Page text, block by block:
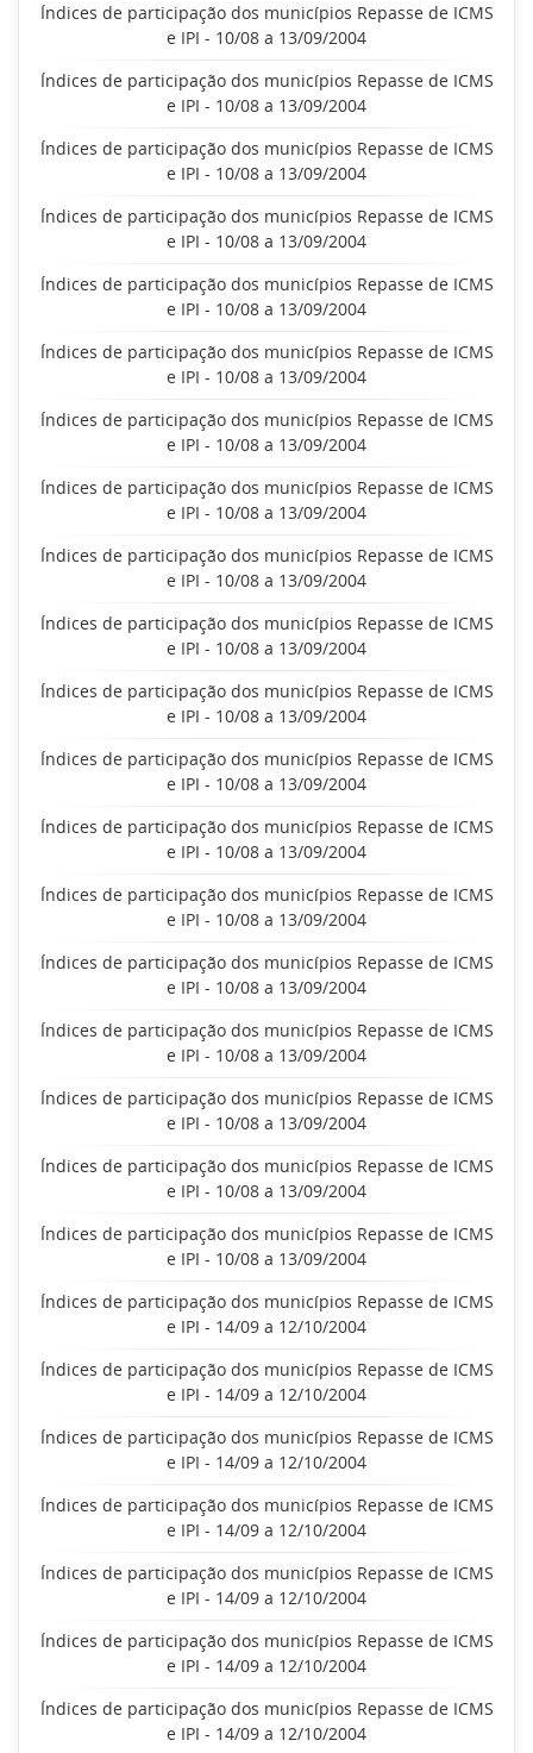
Índices de participação dos municípios Repasse de ICMS
e IPI - 10/08 a 13/09/2004
Índices de participação dos municípios Repasse de ICMS
e IPI - 10/08 a 13/09/2004
Índices de participação dos municípios Repasse de ICMS
e IPI - 10/08 a 13/09/2004
Índices de participação dos municípios Repasse de ICMS
e IPI - 10/08 a 13/09/2004
Índices de participação dos municípios Repasse de ICMS
e IPI - 10/08 a 13/09/2004
Índices de participação dos municípios Repasse de ICMS
e IPI - 10/08 a 13/09/2004
Índices de participação dos municípios Repasse de ICMS
e IPI - 10/08 a 13/09/2004
Índices de participação dos municípios Repasse de ICMS
e IPI - 10/08 a 13/09/2004
Índices de participação dos municípios Repasse de ICMS
e IPI - 10/08 a 13/09/2004
Índices de participação dos municípios Repasse de ICMS
e IPI - 10/08 a 13/09/2004
Índices de participação dos municípios Repasse de ICMS
e IPI - 10/08 a 13/09/2004
Índices de participação dos municípios Repasse de ICMS
e IPI - 10/08 a 13/09/2004
Índices de participação dos municípios Repasse de ICMS
e IPI - 10/08 a 13/09/2004
Índices de participação dos municípios Repasse de ICMS
e IPI - 10/08 a 13/09/2004
Índices de participação dos municípios Repasse de ICMS
e IPI - 10/08 a 13/09/2004
Índices de participação dos municípios Repasse de ICMS
e IPI - 10/08 a 13/09/2004
Índices de participação dos municípios Repasse de ICMS
e IPI - 10/08 a 13/09/2004
Índices de participação dos municípios Repasse de ICMS
e IPI - 10/08 a 13/09/2004
Índices de participação dos municípios Repasse de ICMS
e IPI - 10/08 a 13/09/2004
Índices de participação dos municípios Repasse de ICMS
e IPI - 14/09 a 12/10/2004
Índices de participação dos municípios Repasse de ICMS
e IPI - 14/09 a 12/10/2004
Índices de participação dos municípios Repasse de ICMS
e IPI - 14/09 a 12/10/2004
Índices de participação dos municípios Repasse de ICMS
e IPI - 14/09 a 12/10/2004
Índices de participação dos municípios Repasse de ICMS
e IPI - 14/09 a 12/10/2004
Índices de participação dos municípios Repasse de ICMS
e IPI - 14/09 a 12/10/2004
Índices de participação dos municípios Repasse de ICMS
e IPI - 14/09 a 12/10/2004